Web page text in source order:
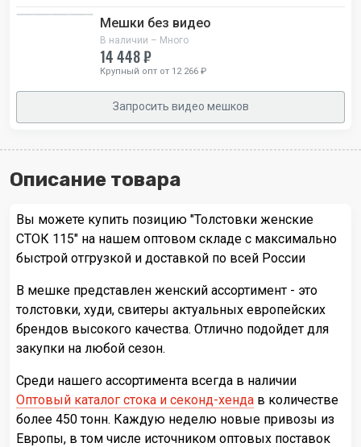
Мешки без видео
В наличии – Много
14 448 ₽
Крупный опт от 12 266 ₽
Запросить видео мешков
Описание товара
Вы можете купить позицию "Толстовки женские
СТОК 115" на нашем оптовом складе с максимально
быстрой отгрузкой и доставкой по всей России
В мешке представлен женский ассортимент - это
толстовки, худи, свитеры актуальных европейских
брендов высокого качества. Отлично подойдет для
закупки на любой сезон.
Среди нашего ассортимента всегда в наличии
Оптовый каталог стока и секонд-хенда в количестве
более 450 тонн. Каждую неделю новые привозы из
Европы, в том числе источником оптовых поставок